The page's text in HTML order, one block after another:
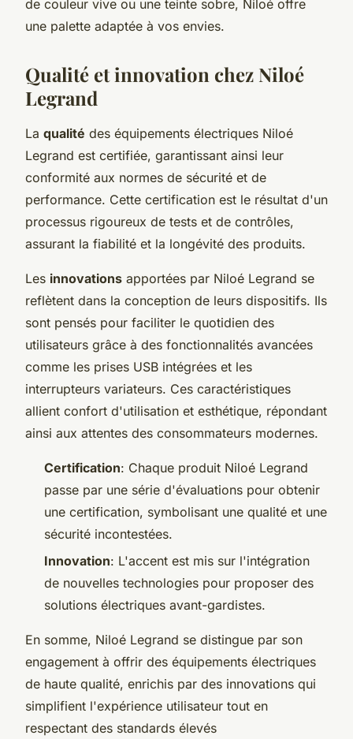
de couleur vive ou une teinte sobre, Niloé offre
une palette adaptée à vos envies.
Qualité et innovation chez Niloé
Legrand
La qualité des équipements électriques Niloé
Legrand est certifiée, garantissant ainsi leur
conformité aux normes de sécurité et de
performance. Cette certification est le résultat d'un
processus rigoureux de tests et de contrôles,
assurant la fiabilité et la longévité des produits.
Les innovations apportées par Niloé Legrand se
reflètent dans la conception de leurs dispositifs. Ils
sont pensés pour faciliter le quotidien des
utilisateurs grâce à des fonctionnalités avancées
comme les prises USB intégrées et les
interrupteurs variateurs. Ces caractéristiques
allient confort d'utilisation et esthétique, répondant
ainsi aux attentes des consommateurs modernes.
Certification: Chaque produit Niloé Legrand
passe par une série d'évaluations pour obtenir
une certification, symbolisant une qualité et une
sécurité incontestées.
Innovation: L'accent est mis sur l'intégration
de nouvelles technologies pour proposer des
solutions électriques avant-gardistes.
En somme, Niloé Legrand se distingue par son
engagement à offrir des équipements électriques
de haute qualité, enrichis par des innovations qui
simplifient l'expérience utilisateur tout en
respectant des standards élevés